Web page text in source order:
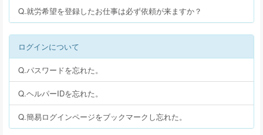
Q.就労希望を登録したお仕事は必ず依頼が来ますか？
ログインについて
Q.パスワードを忘れた。
Q.ヘルパーIDを忘れた。
Q.簡易ログインページをブックマークし忘れた。